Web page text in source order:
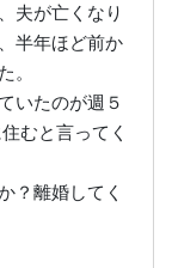
夫が亡くなり
半年ほど前か
。
いたのが週５
むと言ってく
？離婚してく